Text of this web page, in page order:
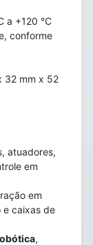
a +120 °C
conforme
32 mm x 52
atuadores,
em
em
e caixas de
,